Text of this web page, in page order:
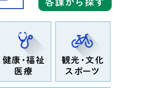
我が家のアイドルの詳細を見る
各課から探す
健康・福祉
医療
観光・文化
スポーツ